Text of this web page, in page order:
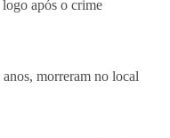
após o crime